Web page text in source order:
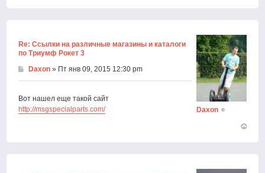
Re: Ссылки на различные магазины и каталоги
по Триумф Рокет 3
Daxon » Пт янв 09, 2015 12:30 pm
Вот нашел еще такой сайт
http://msgspecialparts.com/
Daxon